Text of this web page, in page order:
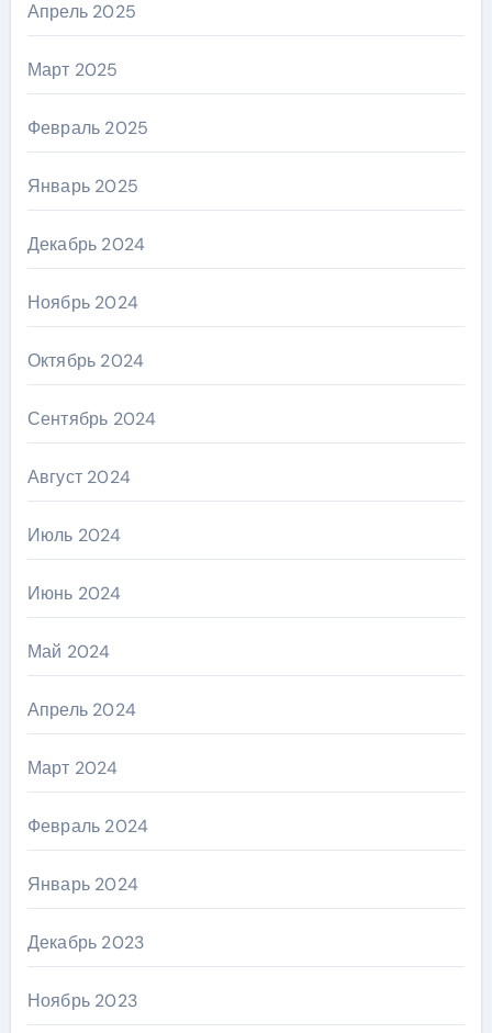
Апрель 2025
Март 2025
Февраль 2025
Январь 2025
Декабрь 2024
Ноябрь 2024
Октябрь 2024
Сентябрь 2024
Август 2024
Июль 2024
Июнь 2024
Май 2024
Апрель 2024
Март 2024
Февраль 2024
Январь 2024
Декабрь 2023
Ноябрь 2023